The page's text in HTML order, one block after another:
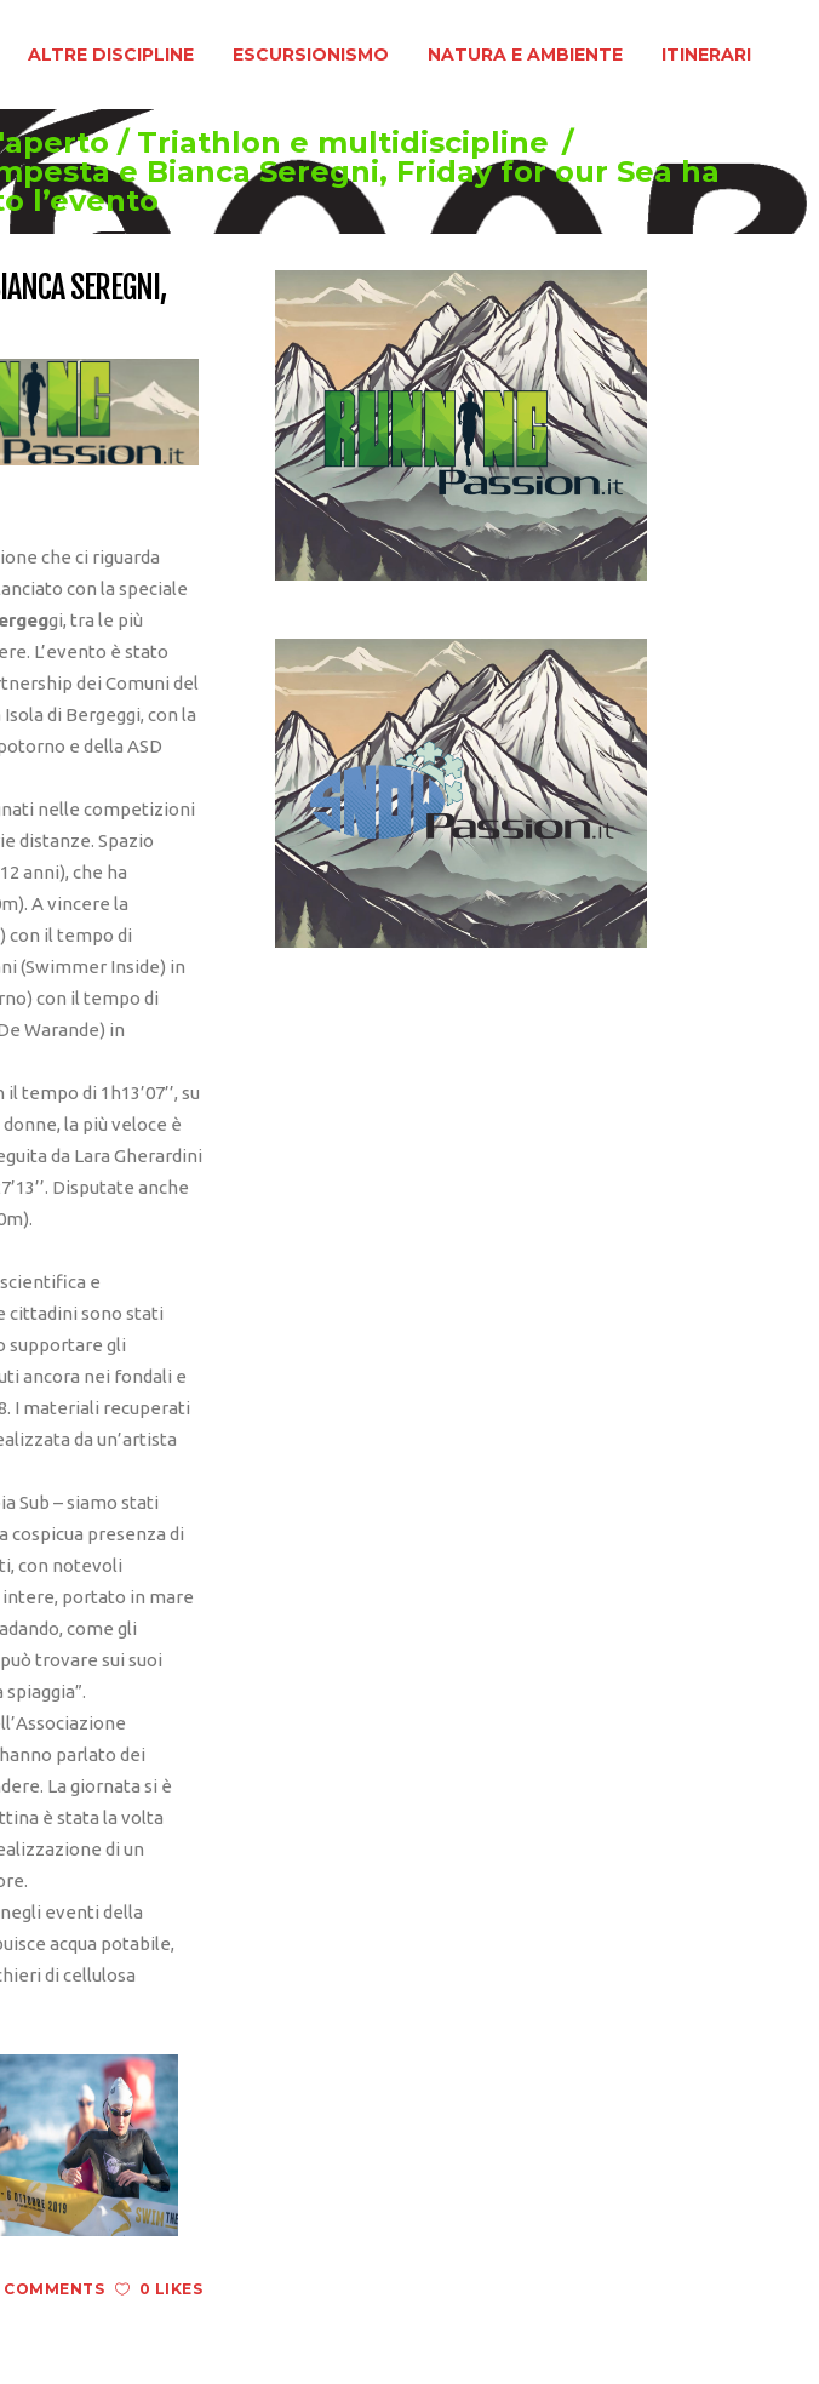
ALTRE DISCIPLINE ESCURSIONISMO NATURA E AMBIENTE ITINERARI
/ Triathlon e multidiscipline /
e Bianca Seregni, Friday for our Sea ha
l’evento
SEREGNI,
che ci riguarda
con la speciale
gi, tra le più
L’evento è stato
dei Comuni del
di Bergeggi, con la
e della ASD
nelle competizioni
distanze. Spazio
anni), che ha
A vincere la
con il tempo di
(Swimmer Inside) in
con il tempo di
Warande) in
tempo di 1h13’07’’, su
donne, la più veloce è
da Lara Gherardini
Disputate anche
e
cittadini sono stati
supportare gli
ancora nei fondali e
I materiali recuperati
da un’artista
Sub – siamo stati
presenza di
con notevoli
portato in mare
come gli
trovare sui suoi
parlato dei
La giornata si è
è stata la volta
di un
eventi della
acqua potabile,
di cellulosa
COMMENTS 0 LIKES